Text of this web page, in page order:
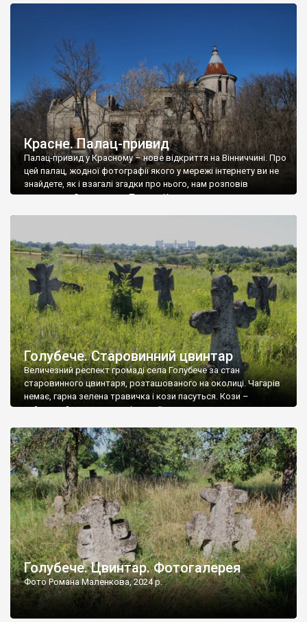
Красне. Палац-привид
Палац-привид у Красному – нове відкриття на Вінниччині. Про
цей палац, жодної фотографії якого у мережі інтернету ви не
знайдете, як і взагалі згадки про нього, нам розповів
мешканець Самгородка. Палац у Красному вразив не лише
Голубече. Старовинний цвинтар
Величезний респект громаді села Голубече за стан
старовинного цвинтаря, розташованого на околиці. Чагарів
немає, гарна зелена травичка і кози пасуться. Кози –
найкращий регулятор шкідливої, для старих кладовищ,
бруньками, кози ті бруньки обгризають, бо то улюблений
делікатес. На цвинтарі у Голубечому ціла колекція
різноманітних форм хрестів. Село відносно невелике, […]
Голубече. Цвинтар. Фотогалерея
Фото Романа Маленкова, 2024 р.